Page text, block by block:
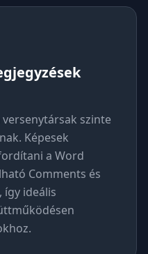
szinte
Képesek
a Word
Comments és
így ideális